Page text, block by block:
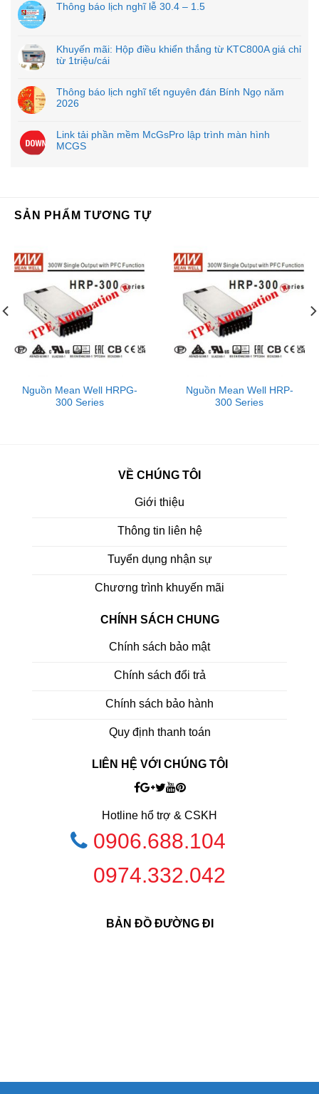
Thông báo lịch nghĩ lễ 30.4 – 1.5
Khuyến mãi: Hộp điều khiển thắng từ KTC800A giá chỉ
từ 1triệu/cái
Thông báo lịch nghĩ tết nguyên đán Bính Ngọ năm
2026
Link tải phần mềm McGsPro lập trình màn hình
MCGS
SẢN PHẨM TƯƠNG TỰ
Nguồn Mean Well HRPG-
300 Series
Nguồn Mean Well HRP-
300 Series
VỀ CHÚNG TÔI
Giới thiệu
Thông tin liên hệ
Tuyển dụng nhận sự
Chương trình khuyến mãi
CHÍNH SÁCH CHUNG
Chính sách bảo mật
Chính sách đổi trả
Chính sách bảo hành
Quy định thanh toán
LIÊN HỆ VỚI CHÚNG TÔI
Hotline hổ trợ & CSKH
0906.688.104
0974.332.042
BẢN ĐỒ ĐƯỜNG ĐI